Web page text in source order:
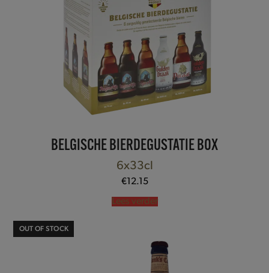
BELGISCHE BIERDEGUSTATIE BOX
6x33cl
€12.15
Lees verder
OUT OF STOCK